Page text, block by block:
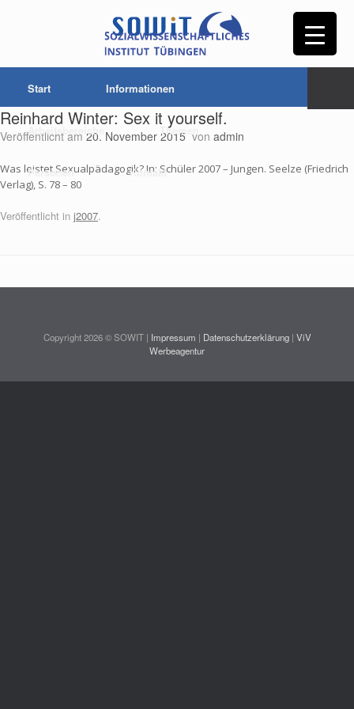
Start Informationen
Arbeitsbereiche Themen
Personen Kontakt
Reinhard Winter: Sex it yourself.
Veröffentlicht am 20. November 2015 von admin
Was leistet Sexualpädagogik? In: Schüler 2007 – Jungen. Seelze (Friedrich
Verlag), S. 78 – 80
Veröffentlicht in j2007.
Copyright 2026 © SOWIT | Impressum | Datenschutzerklärung| ViV
Werbeagentur